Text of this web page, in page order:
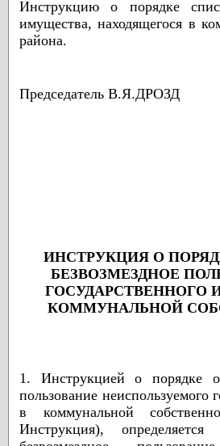
Инструкцию о порядке
имущества, находящегося в
района.
Председатель В.Я.ДРОЗД
ИНСТРУКЦИЯ О
БЕЗВОЗМЕЗДНОЕ
ГОСУДАРСТВЕННОГО
КОММУНАЛЬНОЙ
1. Инструкцией о порядке
пользование неиспользуемого
в коммунальной
Инструкция),